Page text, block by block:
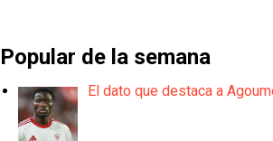
Popular de la semana
El dato que destaca a